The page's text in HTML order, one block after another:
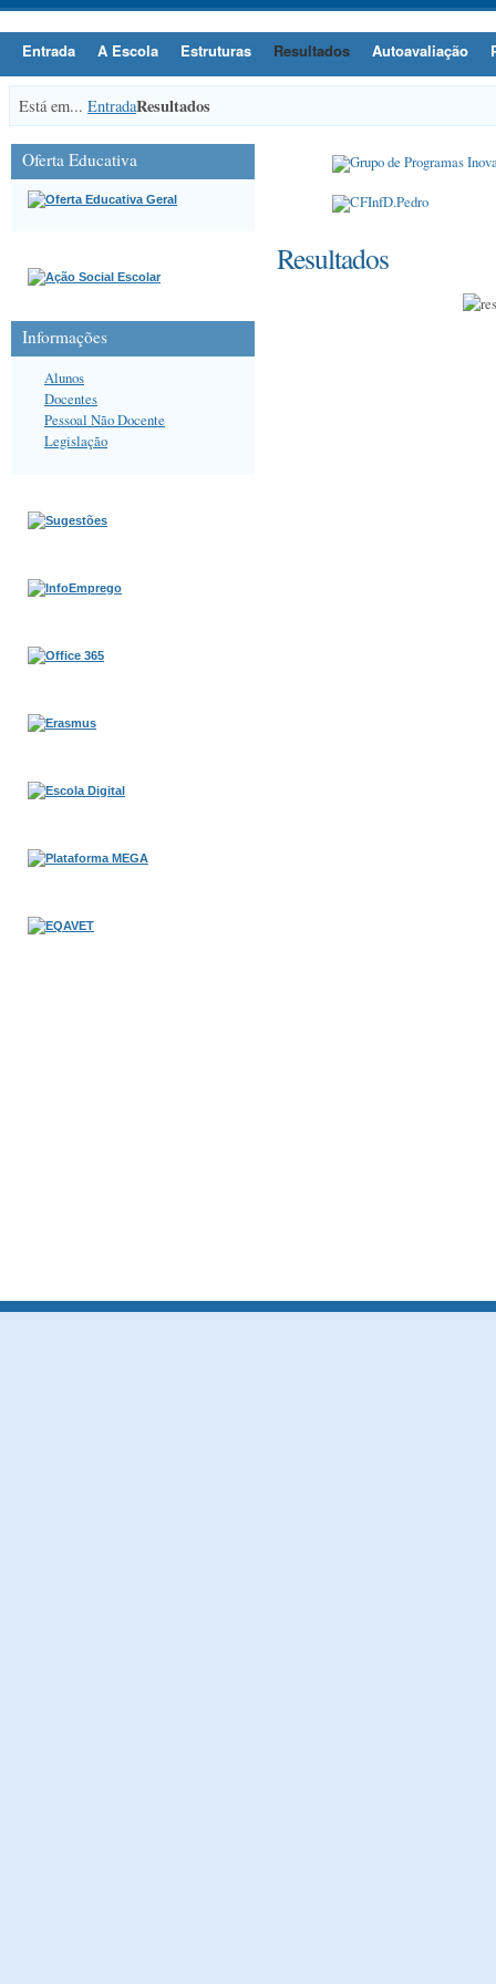
Entrada A Escola Estruturas Resultados Autoavaliação
Está em... EntradaResultados
Resultados
Oferta Educativa
Informações
Alunos
Docentes
Pessoal Não Docente
Legislação